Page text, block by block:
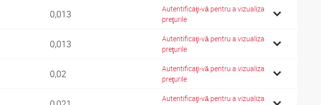
0,013
Autentificaţi-vă pentru a vizualiza
preţurile
0,013
Autentificaţi-vă pentru a vizualiza
preţurile
0,02
Autentificaţi-vă pentru a vizualiza
preţurile
Autentificaţi-vă pentru a vizualiza